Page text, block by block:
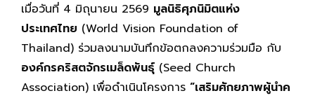
เมื่อวันที่ 4 มิถุนายน 2569 มูลนิธิศุภนิมิตแห่ง
ประเทศไทย (World Vision Foundation of
Thailand) ร่วมลงนามบันทึกข้อตกลงความร่วมมือ กับ
องค์กรคริสตจักรเมล็ดพันธุ์ (Seed Church
Association) เพื่อดำเนินโครงการ “เสริมศักยภาพผู้นำค